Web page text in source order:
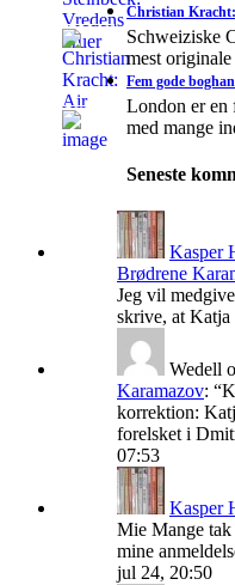
Christian
Schweiziske
mest
Fem gode
London er en
med mange
Seneste
Kasper
Brødrene
Jeg vil
skrive, at
Wedell
Karamazov: “
korrektion:
forelsket i
07:53
Kasper
Mie Mange
mine
jul 24, 20:50